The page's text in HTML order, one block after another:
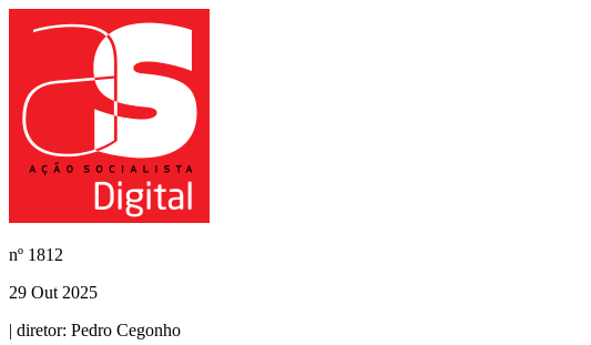
nº 1812
29 Out 2025
| diretor: Pedro Cegonho